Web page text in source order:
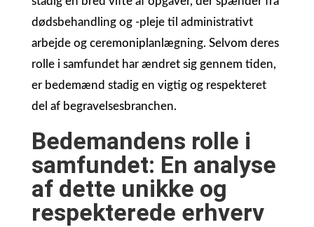
dødsbehandling og -pleje til administrativt
arbejde og ceremoniplanlægning. Selvom deres
rolle i samfundet har ændret sig gennem tiden,
er bedemænd stadig en vigtig og respekteret
del af begravelsesbranchen.
Bedemandens rolle i
samfundet: En analyse
af dette unikke og
respekterede erhverv